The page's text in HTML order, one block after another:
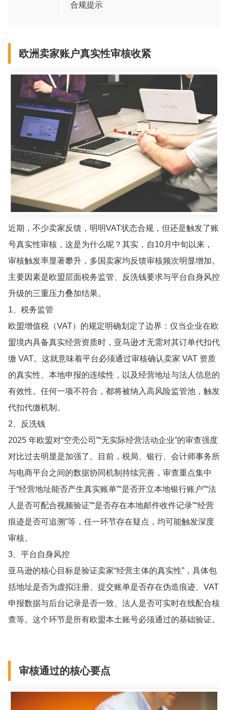
合规提示
欧洲卖家账户真实性审核收紧
近期，不少卖家反馈，明明VAT状态合规，但还是触发了账
号真实性审核，这是为什么呢？其实，自10月中旬以来，
审核触发率显著攀升，多国卖家均反馈审核频次明显增加。
主要因素是欧盟层面税务监管、反洗钱要求与平台自身风控
升级的三重压力叠加结果。
1、税务监管
欧盟增值税（VAT）的规定明确划定了边界：仅当企业在欧
盟境内具备真实经营资质时，亚马逊才无需对其订单代扣代
缴 VAT。这就意味着平台必须通过审核确认卖家 VAT 资质
的真实性、本地申报的连续性，以及经营地址与法人信息的
有效性。任何一项不符合，都将被纳入高风险监管池，触发
代扣代缴机制。
2、反洗钱
2025 年欧盟对“空壳公司”“无实际经营活动企业”的审查强度
对比过去明显是加强了。目前，税局、银行、会计师事务所
与电商平台之间的数据协同机制持续完善，审查重点集中
于“经营地址能否产生真实账单”“是否开立本地银行账户”“法
人是否可配合视频验证”“是否存在本地邮件收件记录”“经营
痕迹是否可追溯”等，任一环节存在疑点，均可能触发深度
审核。
3、平台自身风控
亚马逊的核心目标是验证卖家“经营主体的真实性”，具体包
括地址是否为虚拟注册、提交账单是否存在伪造痕迹、VAT
申报数据与后台记录是否一致、法人是否可实时在线配合核
查等。这个环节是所有欧盟本土账号必须通过的基础验证。
审核通过的核心要点